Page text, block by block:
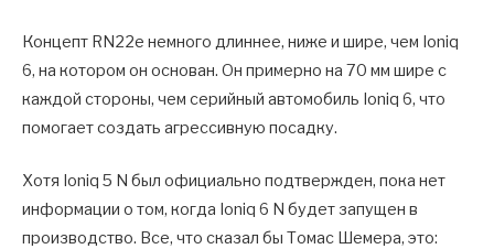
Концепт RN22e немного длиннее, ниже и шире, чем Ioniq
6, на котором он основан. Он примерно на 70 мм шире с
каждой стороны, чем серийный автомобиль Ioniq 6, что
помогает создать агрессивную посадку.
Хотя Ioniq 5 N был официально подтвержден, пока нет
информации о том, когда Ioniq 6 N будет запущен в
производство. Все, что сказал бы Томас Шемера, это: